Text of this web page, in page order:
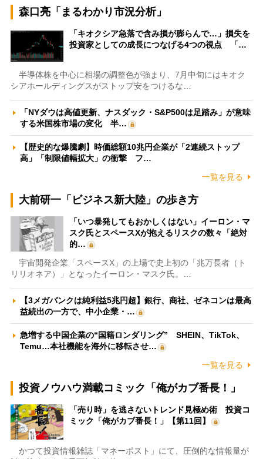
森口亮「まるわかり市況分析」
「キオクシア急落で含み損が膨らんで…」損失を
投資家としての成長につなげる4つの視点 「…
半導体株を中心に相場の調整色が強まり、7月中旬にはキオク
シアホールディングスがストップ安をつけるな…
「NYダウは高値更新、ナスダック・S&P500は足踏み」が意味
する米国株市場の変化 半…
【歴史的な爆騰劇】時価総額10兆円企業が「2連続ストップ
高」「制限値幅拡大」の衝撃 フ…
一覧を見る
大前研一「ビジネス新大陸」の歩き方
「いつ暴発してもおかしくはない」イーロン・マ
スク氏とスペースXが抱えるリスクの数々「絶対
的…
宇宙開発企業「スペースX」の上場で史上初の「兆万長者（ト
リリオネア）」となったイーロン・マスク氏。…
【3メガバンクは純利益5兆円超】銀行、商社、ゼネコンは最高
益続出の一方で、中小企業・…
急増する中国企業の“国籍ロンダリング” SHEIN、TikTok、
Temu…本社機能を海外に移転させ…
一覧を見る
投資ノウハウ満載コミック「俺がカブ番長！」
「売り時」を逃さないトレンド見極め術 投資コ
ミック「俺がカブ番長！」【第11回】
かつて投資情報雑誌「マネーポスト」にて、圧倒的な情報量が